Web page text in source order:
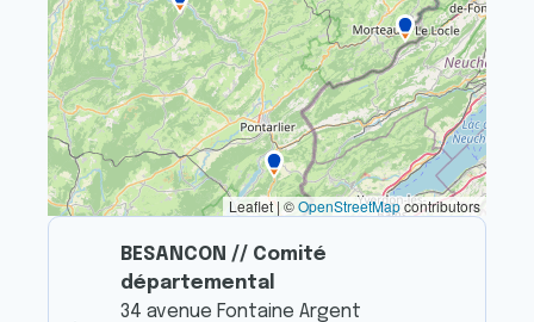
Leaflet | ©OpenStreetMapcontributors
BESANCON // Comité
départemental
34 avenue Fontaine Argent